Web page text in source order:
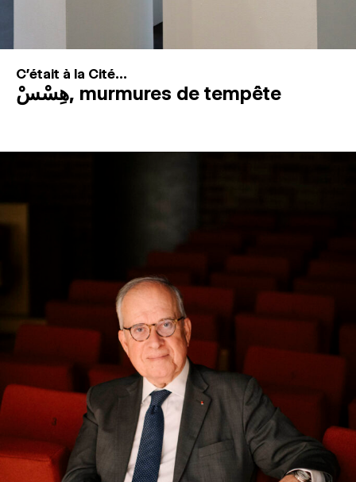
C'était à la Cité...
هِسْسْ, murmures de tempête